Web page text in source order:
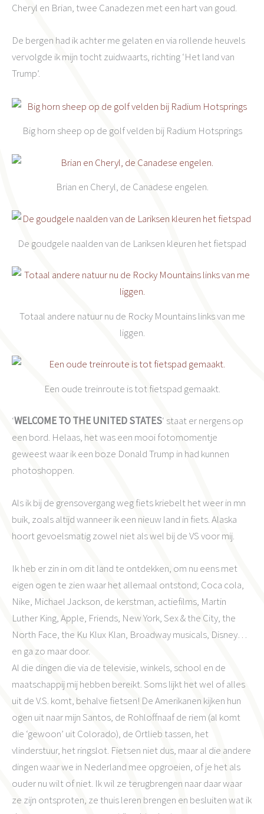
Cheryl en Brian, twee Canadezen met een hart van goud.
De bergen had ik achter me gelaten en via rollende heuvels
vervolgde ik mijn tocht zuidwaarts, richting ‘Het land van
Trump’.
Big horn sheep op de golf velden bij Radium Hotsprings
Brian en Cheryl, de Canadese engelen.
De goudgele naalden van de Lariksen kleuren het fietspad
Totaal andere natuur nu de Rocky Mountains links van me
liggen.
Een oude treinroute is tot fietspad gemaakt.
‘WELCOME TO THE UNITED STATES‘ staat er nergens op
een bord. Helaas, het was een mooi fotomomentje
geweest waar ik een boze Donald Trump in had kunnen
photoshoppen.
Als ik bij de grensovergang weg fiets kriebelt het weer in mn
buik, zoals altijd wanneer ik een nieuw land in fiets. Alaska
hoort gevoelsmatig zowel niet als wel bij de VS voor mij.
Ik heb er zin in om dit land te ontdekken, om nu eens met
eigen ogen te zien waar het allemaal ontstond; Coca cola,
Nike, Michael Jackson, de kerstman, actiefilms, Martin
Luther King, Apple, Friends, New York, Sex & the City, the
North Face, the Ku Klux Klan, Broadway musicals, Disney…
en ga zo maar door.
Al die dingen die via de televisie, winkels, school en de
maatschappij mij hebben bereikt. Soms lijkt het wel of alles
uit de V.S. komt, behalve fietsen! De Amerikanen kijken hun
ogen uit naar mijn Santos, de Rohloffnaaf de riem (al komt
die ‘gewoon’ uit Colorado), de Ortlieb tassen, het
vlinderstuur, het ringslot. Fietsen niet dus, maar al die andere
dingen waar we in Nederland mee opgroeien, of je het als
ouder nu wilt of niet. Ik wil ze terugbrengen naar daar waar
ze zijn ontsproten, ze thuis leren brengen en besluiten wat ik